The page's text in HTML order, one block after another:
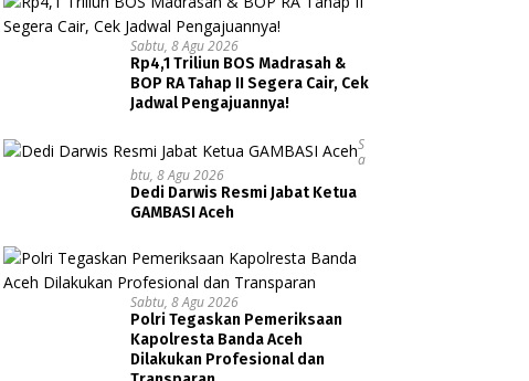
Sabtu, 8 Agu 2026
Rp4,1 Triliun BOS Madrasah &
BOP RA Tahap II Segera Cair, Cek
Jadwal Pengajuannya!
S
A
Btu, 8 Agu 2026
Dedi Darwis Resmi Jabat Ketua
GAMBASI Aceh
Sabtu, 8 Agu 2026
Polri Tegaskan Pemeriksaan
Kapolresta Banda Aceh
Dilakukan Profesional dan